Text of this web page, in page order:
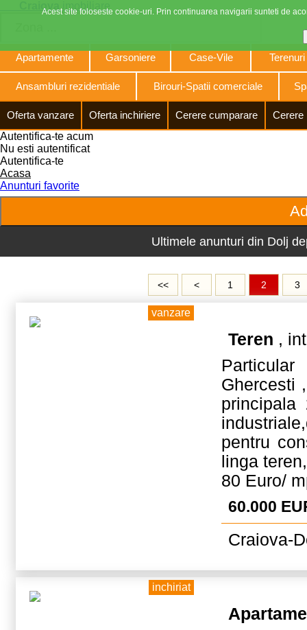
Craiova imobiliare
Apartamente Garsoniere Case-Vile Terenuri
Ansambluri rezidentiale Birouri-Spatii comerciale
Oferta vanzare Oferta inchiriere Cerere cumparare
Cerere
Autentifica-te acum
Nu esti autentificat
Autentifica-te
Acasa
Anunturi favorite
Ultimele anunturi din Dolj
<< < 1 2 3
vanzare
Teren ,
Ghercesti
principala
pentru
linga
80 Euro/
60.000
Craiova-
inchiriat
Acest site foloseste cookie-uri. Prin continuarea navigarii sunteti de